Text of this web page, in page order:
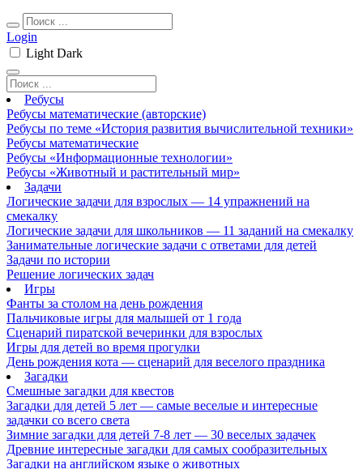
Login
Light Dark
Ребусы
Ребусы математические (авторские)
Ребусы по теме «История развития вычислительной техники»
Ребусы математические
Ребусы «Информационные технологии»
Ребусы «Животный и растительный мир»
Задачи
Логические задачи для взрослых — 14 упражнений на
смекалку
Логические задачи для школьников — 11 заданий на смекалку
Занимательные логические задачи с ответами для детей
Задачи по истории
Решение логических задач
Игры
Фанты за столом на день рождения
Пальчиковые игры для малышей от 1 года
Сценарий пиратской вечеринки для взрослых
Игры для детей во время прогулки
День рождения кота — сценарий для веселого праздника
Загадки
Смешные загадки для квестов
Загадки для детей 5 лет — самые веселые и интересные
задачки со всего света
Зимние загадки для детей 7-8 лет — 30 веселых задачек
Древние интересные загадки для самых сообразительных
Загадки на английском языке о животных